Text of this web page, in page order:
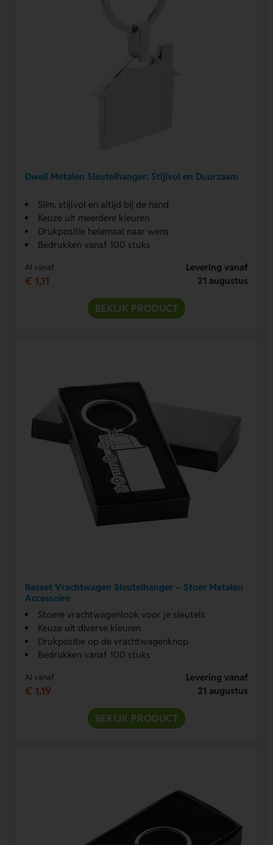
Dwell Metalen Sleutelhanger: Stijlvol en Duurzaam
Slim, stijlvol en altijd bij de hand
Keuze uit meerdere kleuren
Drukpositie helemaal naar wens
Bedrukken vanaf 100 stuks
Al vanaf
€ 1,11
Levering vanaf
21 augustus
BEKIJK PRODUCT
Basset Vrachtwagen Sleutelhanger – Stoer Metalen
Accessoire
Stoere vrachtwagenlook voor je sleutels
Keuze uit diverse kleuren
Drukpositie op de vrachtwagenknop
Bedrukken vanaf 100 stuks
Al vanaf
€ 1,19
Levering vanaf
21 augustus
BEKIJK PRODUCT